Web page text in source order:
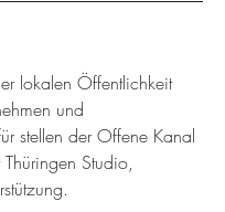
lokalen Öffentlichkeit
und
stellen der Offene Kanal
Studio,